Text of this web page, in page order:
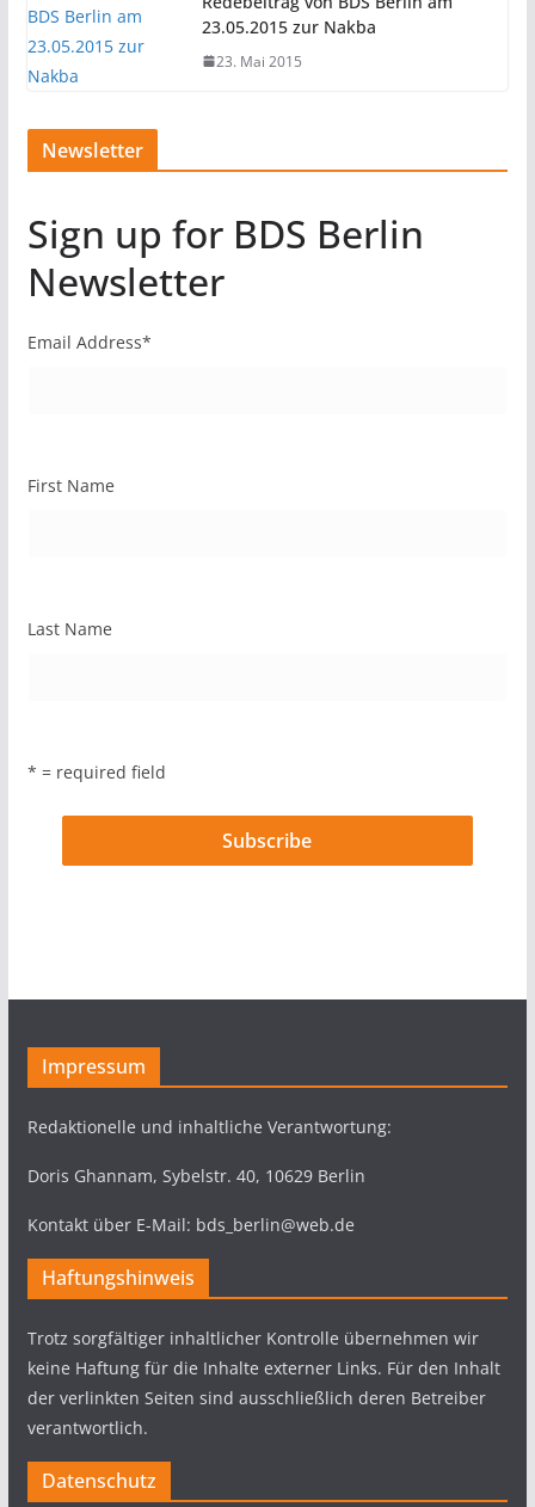
23.05.2015 zur Nakba
23. Mai 2015
Newsletter
Sign up for BDS Berlin
Newsletter
Email Address*
First Name
Last Name
* = required field
Impressum
Redaktionelle und inhaltliche Verantwortung:
Doris Ghannam, Sybelstr. 40, 10629 Berlin
Kontakt über E-Mail: bds_berlin@web.de
Haftungshinweis
Trotz sorgfältiger inhaltlicher Kontrolle übernehmen wir
keine Haftung für die Inhalte externer Links. Für den Inhalt
der verlinkten Seiten sind ausschließlich deren Betreiber
verantwortlich.
Datenschutz